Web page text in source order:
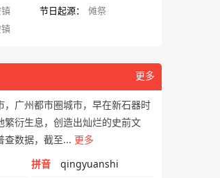
节日起源：
傩祭
更多
，广州都市圈城市，早在新石器时
繁衍生息，创造出灿烂的史前文
查数据，截至... 更多
拼音 qingyuanshi